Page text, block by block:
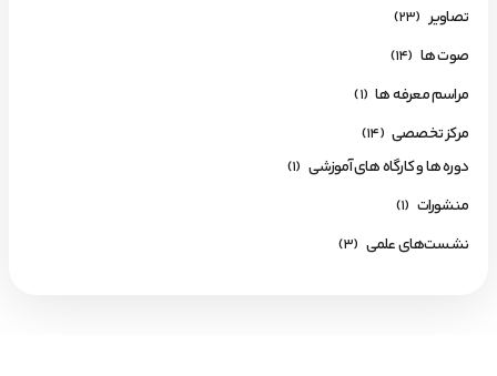
تصاویر (23)
صوت ها (14)
مراسم معرفه ها (1)
مرکز تخصصی (14)
دوره ها و کارگاه های آموزشی (1)
منشورات (1)
نشست‌های علمی (3)